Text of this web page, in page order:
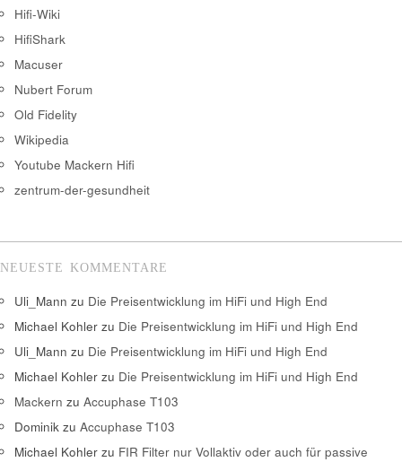
Hifi-Wiki
HifiShark
Macuser
Nubert Forum
Old Fidelity
Wikipedia
Youtube Mackern Hifi
zentrum-der-gesundheit
NEUESTE KOMMENTARE
Uli_Mann zu Die Preisentwicklung im HiFi und High End
Michael Kohler zu Die Preisentwicklung im HiFi und High End
Uli_Mann zu Die Preisentwicklung im HiFi und High End
Michael Kohler zu Die Preisentwicklung im HiFi und High End
Mackern zu Accuphase T103
Dominik zu Accuphase T103
Michael Kohler zu FIR Filter nur Vollaktiv oder auch für passive